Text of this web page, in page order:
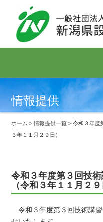
情報提供
ホーム >情報提供一覧 > 令和３年度
３年１１月２９日）
令和３年度第３回技
（令和３年１１月２９
令和３年度第３回技術講